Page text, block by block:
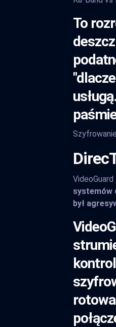
To
VideoGuard
systemów
był